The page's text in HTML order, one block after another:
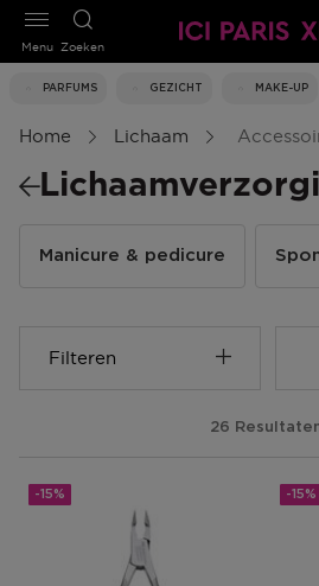
Zoeken
PARFUMS GEZICHT MAKE-UP
Menu
Home Lichaam
Manicure & pedicure
Filteren
26
-15% -15%